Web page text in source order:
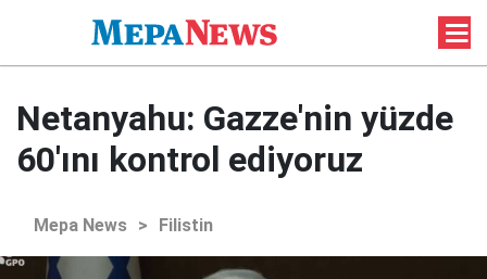
Netanyahu: Gazze'nin yüzde
60'ını kontrol ediyoruz
Mepa News > Filistin